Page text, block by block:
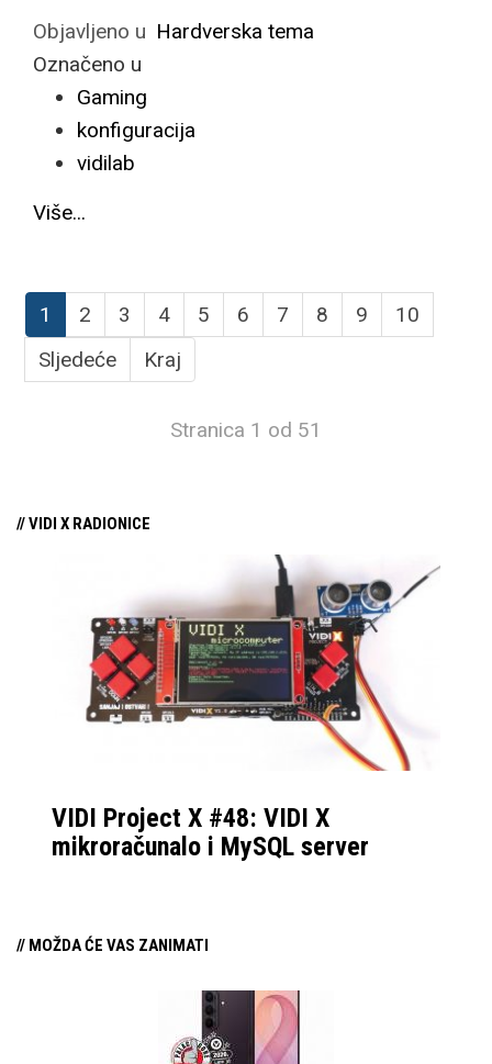
Objavljeno u Hardverska tema
Označeno u
Gaming
konfiguracija
vidilab
Više...
1 2 3 4 5 6 7 8 9
10
Sljedeće
Kraj
Stranica 1 od 51
// VIDI X RADIONICE
VIDI Project X #48: VIDI X
mikroračunalo i MySQL server
// MOŽDA ĆE VAS ZANIMATI